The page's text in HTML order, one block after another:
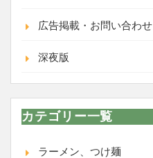
広告掲載・お問い合わせ
深夜版
カテゴリー一覧
ラーメン、つけ麺